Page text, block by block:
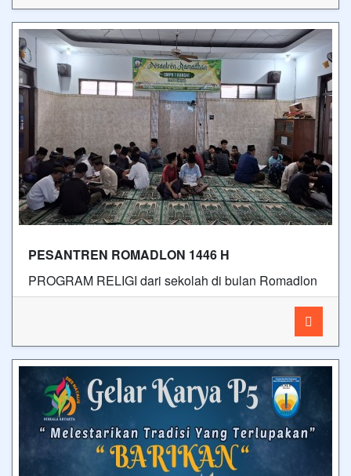
PESANTREN ROMADLON 1446 H
PROGRAM RELIGI dari sekolah di bulan Romadlon